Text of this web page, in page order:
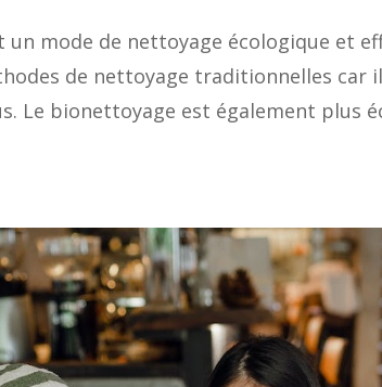
un mode de nettoyage écologique et
de nettoyage traditionnelles car
Le bionettoyage est également plus